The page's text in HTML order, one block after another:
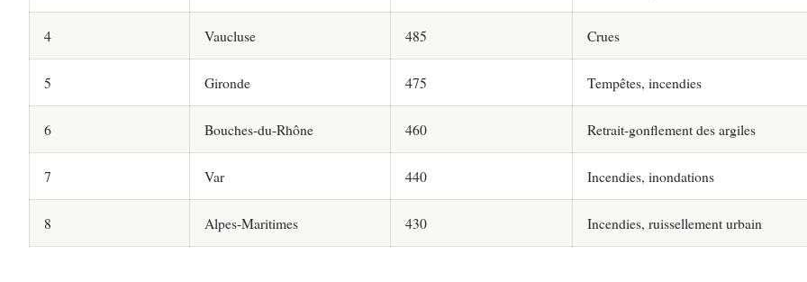
4 Vaucluse 485 Crues
5 Gironde 475 Tempêtes, incendies
6 Bouches-du-Rhône 460 Retrait-gonflement des argiles
7 Var 440 Incendies, inondations
8 Alpes-Maritimes 430 Incendies, ruissellement urbain